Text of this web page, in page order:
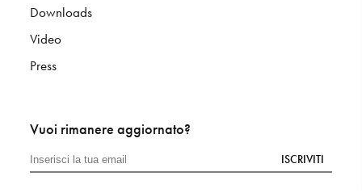
Downloads
Video
Press
Vuoi rimanere aggiornato?
ISCRIVITI